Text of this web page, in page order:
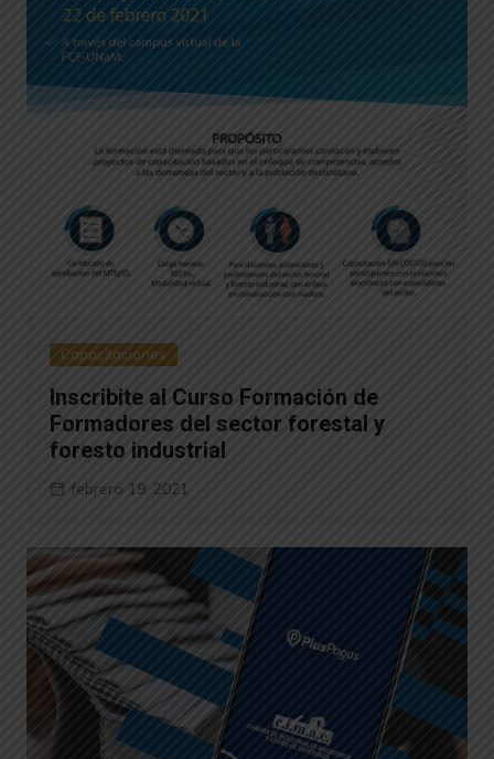
Capacitaciones
Inscribite al Curso Formación de
Formadores del sector forestal y
foresto industrial
febrero 19, 2021